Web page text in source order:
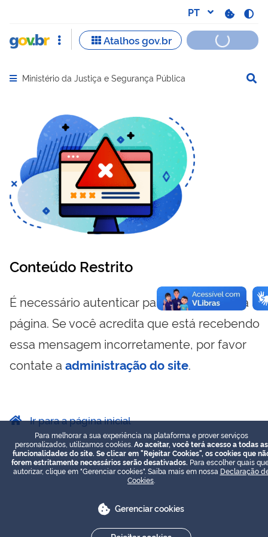
Abrir menu principal de navegação
Ministério da Justiça e Segurança Pública
Conteúdo Restrito
É necessário autenticar para visualizar essa
página. Se você acredita que está recebendo
essa mensagem incorretamente, por favor
contate a administração do site.
Ir para a página inicial
Para melhorar a sua experiência na plataforma e prover serviços
personalizados, utilizamos cookies. Ao aceitar, você terá acesso a todas as
funcionalidades do site. Se clicar em "Rejeitar Cookies", os cookies que
forem estritamente necessários serão desativados. Para escolher quais
autorizar, clique em "Gerenciar cookies". Saiba mais em nossa Declaração
Cookies
Gerenciar cookies